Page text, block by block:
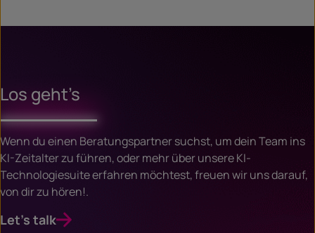
Los geht’s
Wenn du einen Beratungspartner suchst, um dein Team ins
KI-Zeitalter zu führen, oder mehr über unsere KI-
Technologiesuite erfahren möchtest, freuen wir uns darauf,
von dir zu hören!.
Let's talk